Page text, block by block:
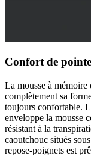
Confort de pointe
La mousse à
complètement sa
toujours confortable.
enveloppe la mousse
résistant à la
caoutchouc situés
repose-poignets est